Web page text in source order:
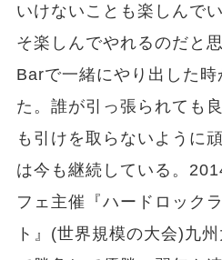
いけないことも楽しんで
そ楽しんでやれるのだと
Barで一緒にやり出した
た。誰が引っ張られても
も引けを取らないように
は今も継続している。
フェ主催『ハードロック
ト』(世界規模の大会)九